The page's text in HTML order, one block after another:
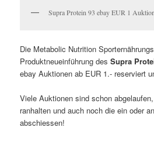
Supra Protein 93 ebay EUR 1 Auktion
Die Metabolic Nutrition
Produktneueinführung desSupra
ebay Auktionen ab EUR 1.- reserviert
Viele Auktionen sind schon
ranhalten und auch noch die ein oder
abschiessen!